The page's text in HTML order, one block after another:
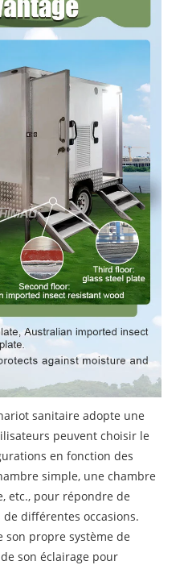
sanitaire adopte une
peuvent choisir le
en fonction des
simple, une chambre
etc., pour répondre de
différentes occasions.
son propre système de
son éclairage pour